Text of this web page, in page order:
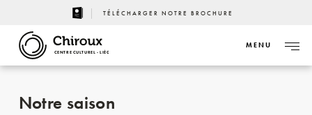
TÉLÉCHARGER NOTRE BROCHURE
CENTRE CULTUREL - LIÈGE
MENU
Notre saison